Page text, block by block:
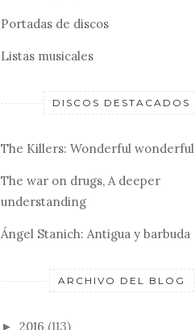
Portadas de discos
Listas musicales
DISCOS DESTACADOS
The Killers: Wonderful wonderful
The war on drugs, A deeper
understanding
Ángel Stanich: Antigua y barbuda
ARCHIVO DEL BLOG
► 2016 (113)